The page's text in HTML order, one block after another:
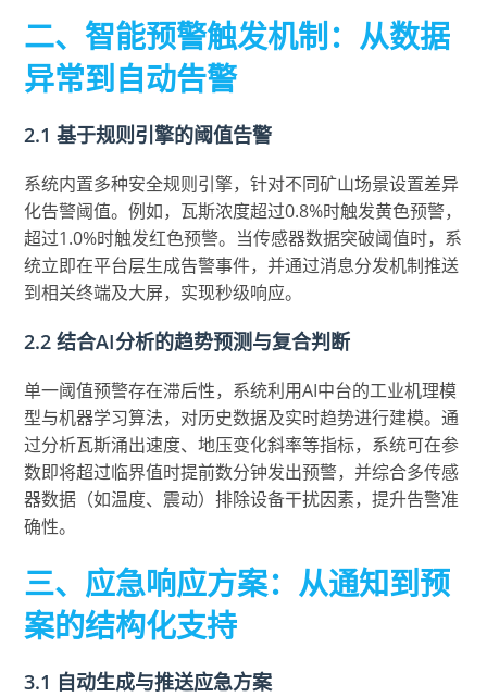
二、智能预警触发机制：从数据
异常到自动告警
2.1 基于规则引擎的阈值告警
系统内置多种安全规则引擎，针对不同矿山场景设置差异
化告警阈值。例如，瓦斯浓度超过0.8%时触发黄色预警，
超过1.0%时触发红色预警。当传感器数据突破阈值时，系
统立即在平台层生成告警事件，并通过消息分发机制推送
到相关终端及大屏，实现秒级响应。
2.2 结合AI分析的趋势预测与复合判断
单一阈值预警存在滞后性，系统利用AI中台的工业机理模
型与机器学习算法，对历史数据及实时趋势进行建模。通
过分析瓦斯涌出速度、地压变化斜率等指标，系统可在参
数即将超过临界值时提前数分钟发出预警，并综合多传感
器数据（如温度、震动）排除设备干扰因素，提升告警准
确性。
三、应急响应方案：从通知到预
案的结构化支持
3.1 自动生成与推送应急方案